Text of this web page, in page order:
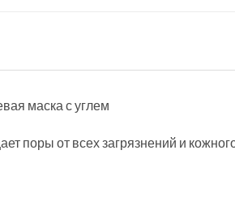
маска с углем
поры от всех загрязнений и